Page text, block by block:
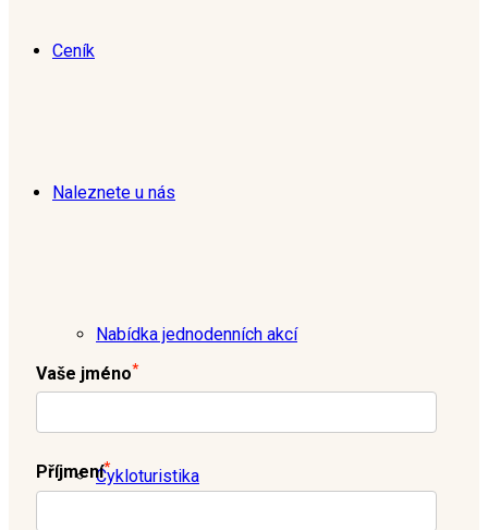
Ceník
Naleznete u nás
Nabídka jednodenních akcí
Cykloturistika
Vaše jméno*
Příjmení*